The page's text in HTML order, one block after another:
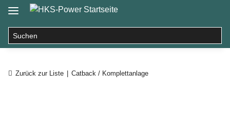
Zurück zur Liste Catback / Komplettanlage